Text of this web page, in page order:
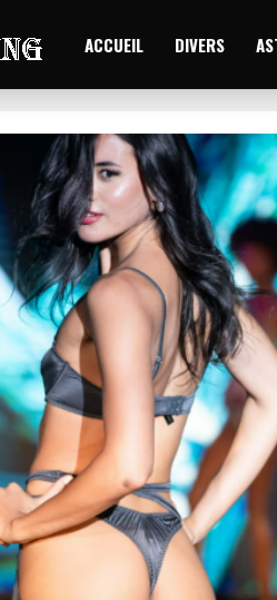
ACCUEIL DIVERS